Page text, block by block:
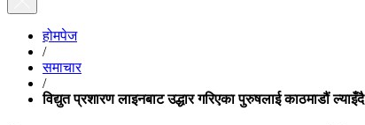
होमपेज
/
समाचार
/
विद्युत प्रशारण लाइनबाट उद्धार गरिएका पुरुषलाई काठमाडौं ल्याइँदै